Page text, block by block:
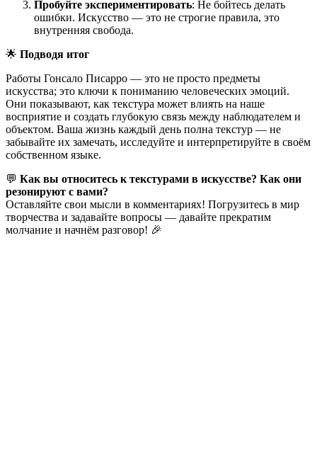
Пробуйте экспериментировать: Не бойтесь делать
ошибки. Искусство — это не строгие правила, это
внутренняя свобода.
🌟 Подводя итог
Работы Гонсало Писарро — это не просто предметы
искусства; это ключи к пониманию человеческих эмоций.
Они показывают, как текстура может влиять на наше
восприятие и создать глубокую связь между наблюдателем и
объектом. Ваша жизнь каждый день полна текстур — не
забывайте их замечать, исследуйте и интерпретируйте в своём
собственном языке.
💬 Как вы относитесь к текстурами в искусстве? Как они
резонируют с вами?
Оставляйте свои мысли в комментариях! Погрузитесь в мир
творчества и задавайте вопросы — давайте прекратим
молчание и начнём разговор! 🎉